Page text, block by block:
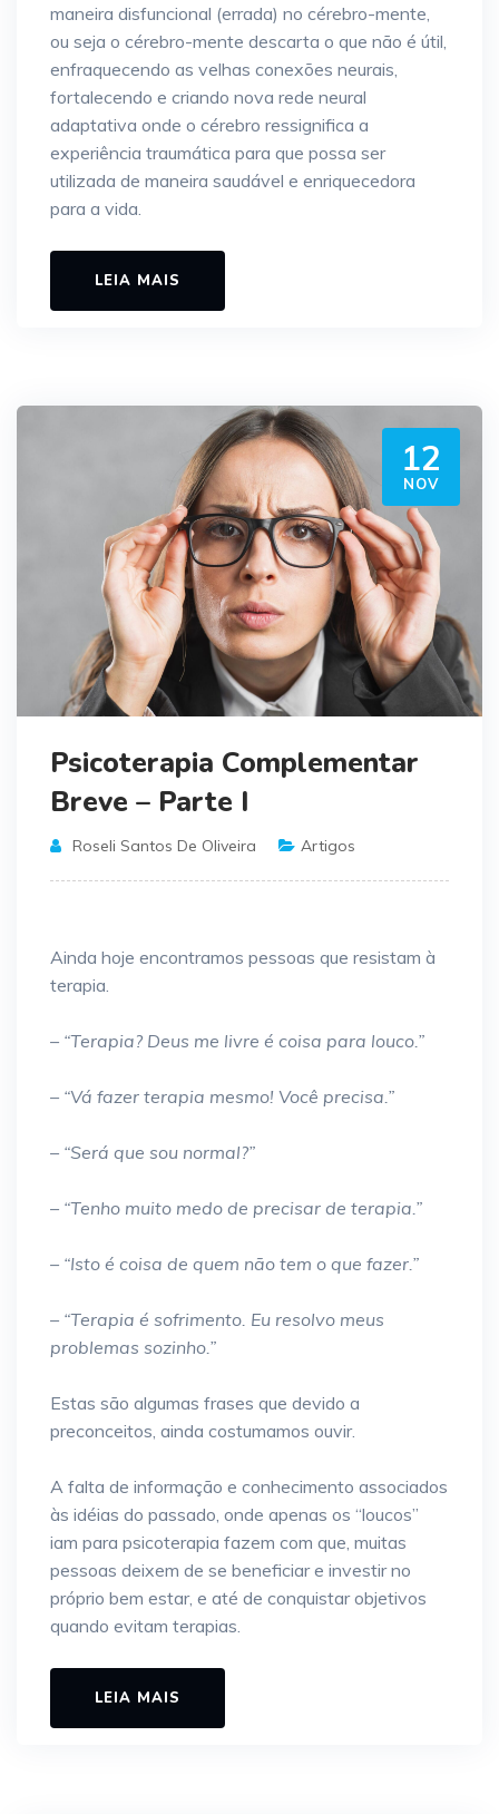
maneira disfuncional (errada) no cérebro-mente,
ou seja o cérebro-mente descarta o que não é útil,
enfraquecendo as velhas conexões neurais,
fortalecendo e criando nova rede neural
adaptativa onde o cérebro ressignifica a
experiência traumática para que possa ser
utilizada de maneira saudável e enriquecedora
para a vida.
LEIA MAIS
12
NOV
Psicoterapia Complementar
Breve – Parte I
Roseli Santos De Oliveira Artigos
Ainda hoje encontramos pessoas que resistam à
terapia.
– “Terapia? Deus me livre é coisa para louco.”
– “Vá fazer terapia mesmo! Você precisa.”
– “Será que sou normal?”
– “Tenho muito medo de precisar de terapia.”
– “Isto é coisa de quem não tem o que fazer.”
– “Terapia é sofrimento. Eu resolvo meus
problemas sozinho.”
Estas são algumas frases que devido a
preconceitos, ainda costumamos ouvir.
A falta de informação e conhecimento associados
às idéias do passado, onde apenas os “loucos”
iam para psicoterapia fazem com que, muitas
pessoas deixem de se beneficiar e investir no
próprio bem estar, e até de conquistar objetivos
quando evitam terapias.
LEIA MAIS